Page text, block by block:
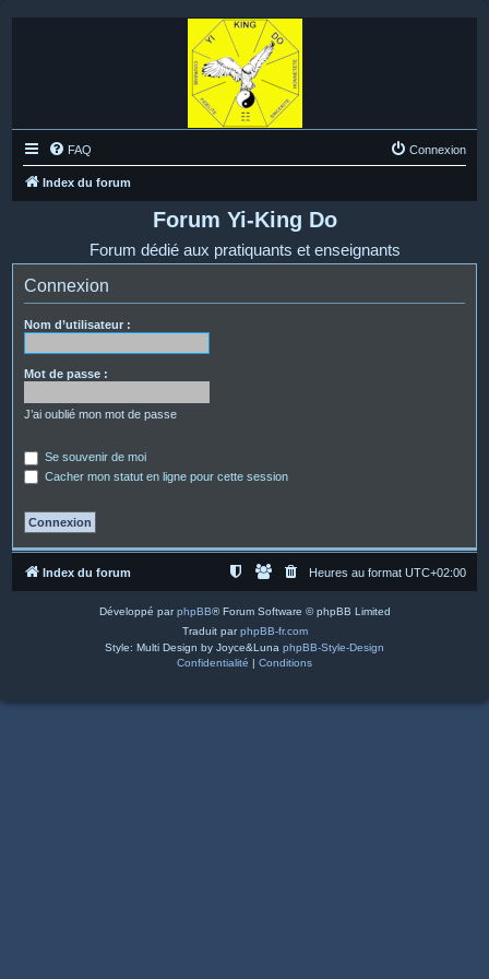
FAQ Connexion
Index du forum
Forum Yi-King Do
Forum dédié aux pratiquants et enseignants
Connexion
Nom d’utilisateur :
Mot de passe :
J’ai oublié mon mot de passe
Se souvenir de moi
Cacher mon statut en ligne pour cette session
Index du forum Heures au format UTC+02:00
Développé parphpBB® Forum Software © phpBB Limited
Traduit parphpBB-fr.com
Style: Multi Design by Joyce&Luna phpBB-Style-Design
Confidentialité | Conditions